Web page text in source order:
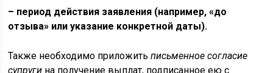
– период действия заявления (например, «до
отзыва» или указание конкретной даты).
Также необходимо приложитьписьменное согласие
супруги на получение выплат, подписанное ею с